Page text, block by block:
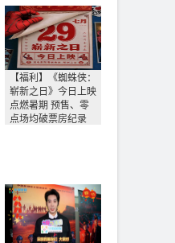
【福利】《蜘蛛侠：
崭新之日》今日上映
点燃暑期 预售、零
点场均破票房纪录